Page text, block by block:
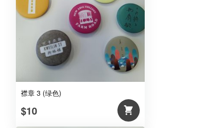
襟章 3 (绿色)
$10